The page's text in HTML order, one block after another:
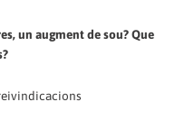
un augment de sou? Que